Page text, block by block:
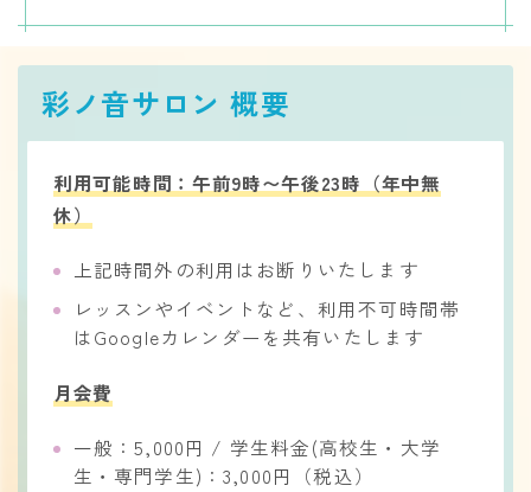
彩ノ音サロン 概要
利用可能時間：午前9時〜午後23時（年中無
休）
上記時間外の利用はお断りいたします
レッスンやイベントなど、利用不可時間帯
はGoogleカレンダーを共有いたします​
月会費
一般：5,000円 / 学生料金(高校生・大学
生・専門学生)：3,000円（税込）